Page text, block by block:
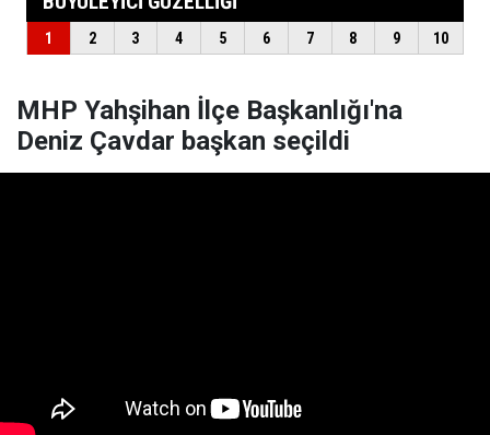
MHP Yahşihan İlçe Başkanlığı'na
Deniz Çavdar başkan seçildi